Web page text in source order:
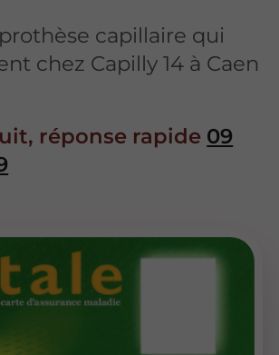
capillaire qui
chez Capilly 14 à Caen
réponse rapide 09